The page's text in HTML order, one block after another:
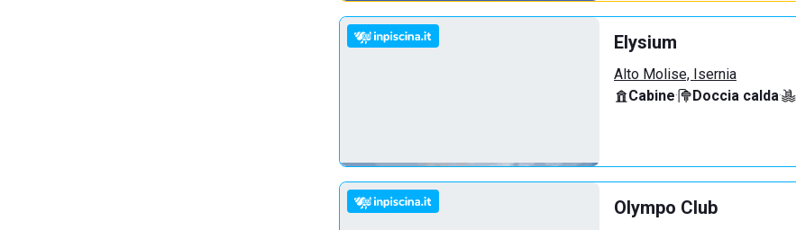
Elysium
Alto Molise, Isernia
Cabine· Doccia calda·
Olympo Club